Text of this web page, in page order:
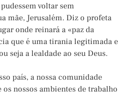
voltar sem
mãe, Jerusalém. Diz o profeta
onde reinará a «paz da
que é uma tirania legitimada e
seja a lealdade ao seu Deus.
país, a nossa comunidade
nossos ambientes de trabalho